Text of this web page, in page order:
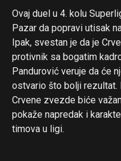
Ovaj duel u 4. kolu
Pazar da popravi utisak
Ipak, svestan je da je
protivnik sa bogatim
Pandurović veruje da će
ostvario što bolji rezultat.
Crvene zvezde biće
pokaže napredak i
timova u ligi.